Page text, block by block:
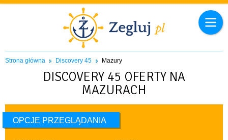
Strona główna Discovery 45 Mazury
DISCOVERY 45 OFERTY NA
MAZURACH
OPCJE PRZEGLĄDANIA